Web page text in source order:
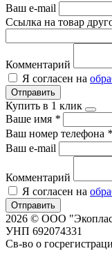
Ваш e-mail
Ссылка на товар
Комментарий
Я согласен на
Отправить
Купить в 1 клик
Ваше имя *
Ваш номер телефона *
Ваш e-mail
Комментарий
Я согласен на
Отправить
2026 © ООО
УНП 692074331
Св-во о